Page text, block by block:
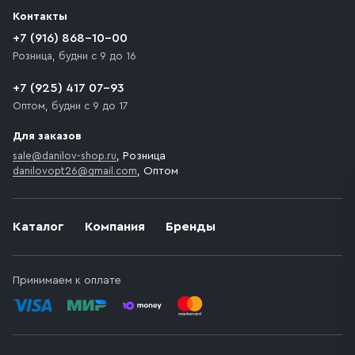
движения. Если на территории места назначения
доставки предусмотрен платный въезд, то Покупателю
необходимо компенсировать стоимость въезда
Каталог Компания Бренды
Принимаем к оплате
Контакты
+7 (916) 868-10-00
Розница, будни с 9 до 16
+7 (925) 417 07-93
Оптом, будни с 9 до 17
Для заказов
sale@danilov-shop.ru, Розница
danilovopt26@gmail.com, Оптом